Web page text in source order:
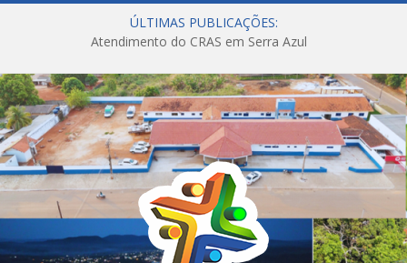
ÚLTIMAS PUBLICAÇÕES:
Atendimento do CRAS em Serra Azul